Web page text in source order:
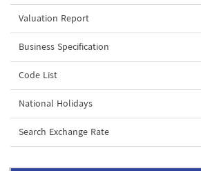
Valuation Report
Business Specification
Code List
National Holidays
Search Exchange Rate